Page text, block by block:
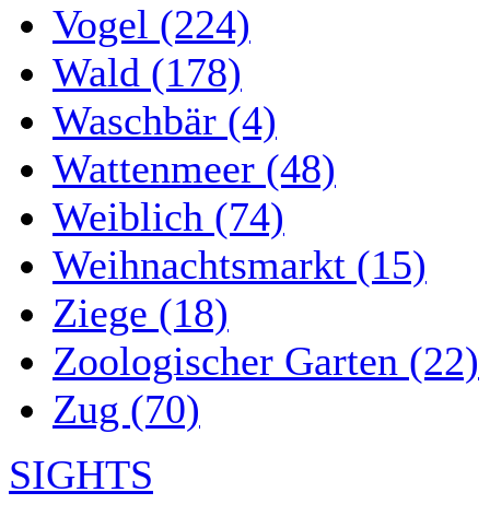
Vogel (224)
Wald (178)
Waschbär (4)
Wattenmeer (48)
Weiblich (74)
Weihnachtsmarkt (15)
Ziege (18)
Zoologischer Garten (22)
Zug (70)
SIGHTS